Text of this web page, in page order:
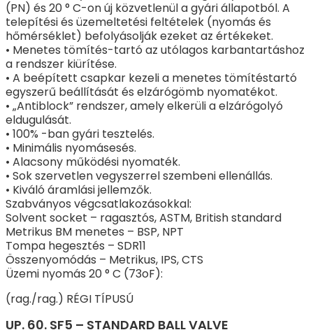
(PN) és 20 ° C-on új közvetlenül a gyári állapotból. A
telepítési és üzemeltetési feltételek (nyomás és
hőmérséklet) befolyásolják ezeket az értékeket.
• Menetes tömítés-tartó az utólagos karbantartáshoz
a rendszer kiürítése.
• A beépített csapkar kezeli a menetes tömítéstartó
egyszerű beállítását és elzárógömb nyomatékot.
• „Antiblock” rendszer, amely elkerüli a elzárógolyó
eldugulását.
• 100% -ban gyári tesztelés.
• Minimális nyomásesés.
• Alacsony működési nyomaték.
• Sok szervetlen vegyszerrel szembeni ellenállás.
• Kiváló áramlási jellemzők.
Szabványos végcsatlakozásokkal:
Solvent socket – ragasztós, ASTM, British standard
Metrikus BM menetes – BSP, NPT
Tompa hegesztés – SDR11
Összenyomódás – Metrikus, IPS, CTS
Üzemi nyomás 20 ° C (73oF):
(rag./rag.) RÉGI TÍPUSÚ
UP. 60. SF5 – STANDARD BALL VALVE